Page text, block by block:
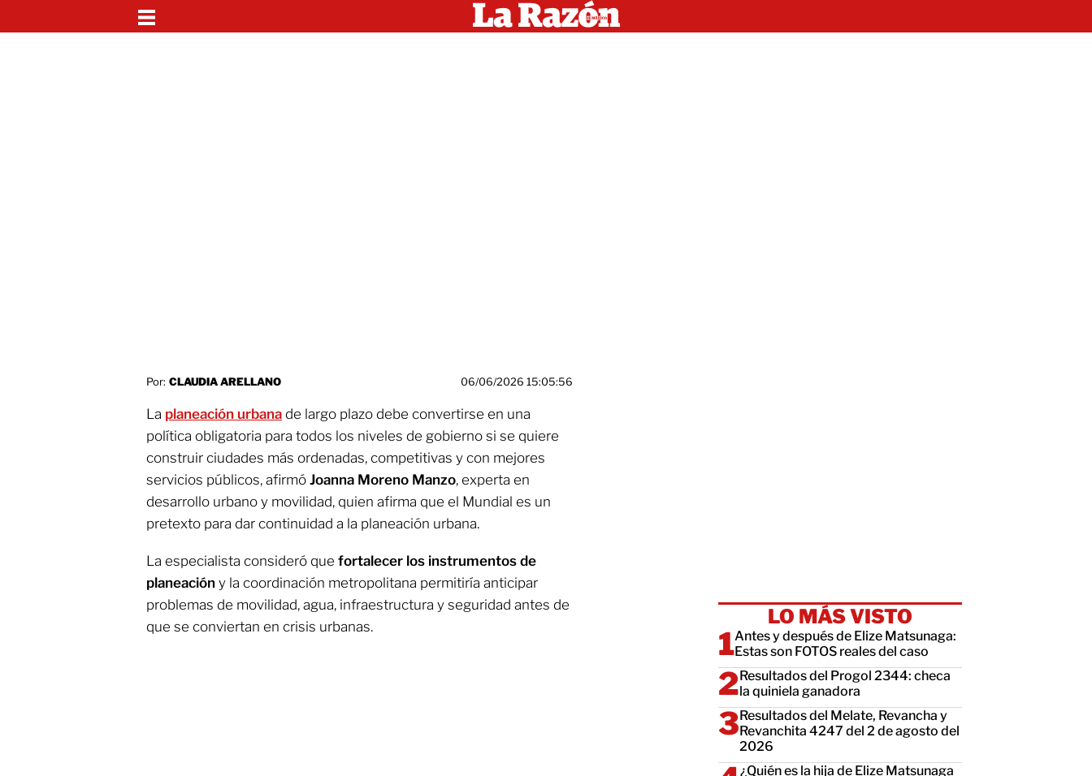
Por: CLAUDIA ARELLANO 06/06/2026 15:05:56
La planeación urbana de largo plazo debe convertirse en una
política obligatoria para todos los niveles de gobierno si se quiere
construir ciudades más ordenadas, competitivas y con mejores
servicios públicos, afirmó Joanna Moreno Manzo, experta en
desarrollo urbano y movilidad, quien afirma que el Mundial es un
pretexto para dar continuidad a la planeación urbana.
La especialista consideró que fortalecer los instrumentos de
planeación y la coordinación metropolitana permitiría anticipar
problemas de movilidad, agua, infraestructura y seguridad antes de
que se conviertan en crisis urbanas.
LO MÁS VISTO
Antes y después de Elize Matsunaga:
Estas son FOTOS reales del caso
Resultados del Progol 2344: checa
la quiniela ganadora
Resultados del Melate, Revancha y
Revanchita 4247 del 2 de agosto del
2026
¿Quién es la hija de Elize Matsunaga